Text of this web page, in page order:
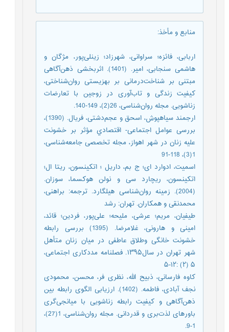
منابع و مأخذ:
اربابی، فائزه؛ سراوانی، شهرزاد؛ زینلی‌پور، مژگان و
هاشمی سنجابی، امیر. (1401). اثربخشی ذهن‌‌آگاهی
مبتنی بر شناخت‌‌درمانی بر بهزیستی روان‌شناختی،
کیفیت زندگی و تاب‌‌آوری در زوجین با تعارضات
زناشویی. مجله روان‌شناسی، 26(2)، 149-140.
ارجمند سیاهپوش، اسحق و عجم‌دشتی، فریال. (1390)،
بررسی عوامل اجتماعی- اقتصادي مؤثر بر خشونت
علیه زنان در شهر اهواز، مجله تخصصی جامعه‌شناسی،
اسمیت، ادوارد ای؛ ج بم، داریل ؛ اتکینسون، ریتا ال؛
اتکینسون، ریچارد سی و نولن هوکسما، سوزان.
(2004). زمینه روان‌شناسی هیلگارد. ترجمه: براهنی،
محمدنقی و همکاران. تهران: رشد
طیفیان، مریم؛ عرشی، ملیحه؛ علی‌پور، فردین؛ قائد،
امینی و هارونی، غلامرضا. (1395) بررسی رابطه
خشونت خانگی وطلاق عاطفی در میان زنان ‌متأهل
شهر تهران در سال۱۳۹۵. فصلنامه مددکاری اجتماعی،
۵ (۲) :۱۲-۵
کاوه فارسانی، ذبیح الله، نظری فر، محسن، محمودی
نجف آبادی، فاطمه. (1402). ارزیابی الگوی رابطه بین
ذهن‌آگاهی و کیفیت رابطه زناشویی با میانجی‌گری
باورهای لذت‌بری و قدردانی. مجله روان‌شناسی، 1(27)،